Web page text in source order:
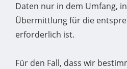
Daten nur in dem Umfang,
Übermittlung für die
erforderlich ist.
Für den Fall, dass wir